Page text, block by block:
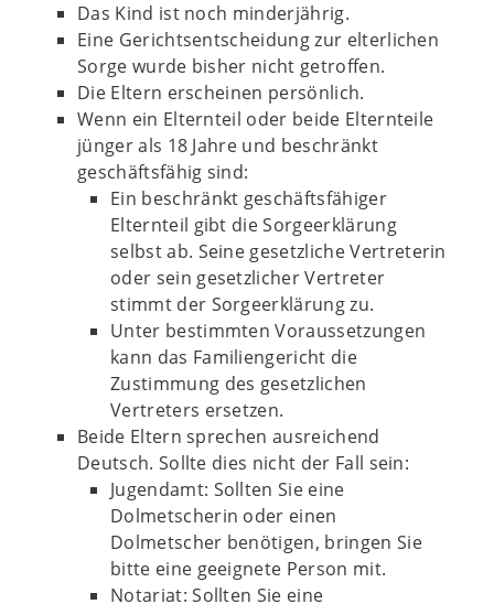
Das Kind ist noch minderjährig.
Eine Gerichtsentscheidung zur elterlichen
Sorge wurde bisher nicht getroffen.
Die Eltern erscheinen persönlich.
Wenn ein Elternteil oder beide Elternteile
jünger als 18 Jahre und beschränkt
geschäftsfähig sind:
Ein beschränkt geschäftsfähiger
Elternteil gibt die Sorgeerklärung
selbst ab. Seine gesetzliche Vertreterin
oder sein gesetzlicher Vertreter
stimmt der Sorgeerklärung zu.
Unter bestimmten Voraussetzungen
kann das Familiengericht die
Zustimmung des gesetzlichen
Vertreters ersetzen.
Beide Eltern sprechen ausreichend
Deutsch. Sollte dies nicht der Fall sein:
Jugendamt: Sollten Sie eine
Dolmetscherin oder einen
Dolmetscher benötigen, bringen Sie
bitte eine geeignete Person mit.
Notariat: Sollten Sie eine